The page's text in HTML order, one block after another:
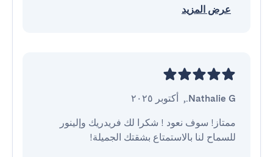
عرض المزيد
Nathalie G.
, أكتوبر ٢٠٢٥